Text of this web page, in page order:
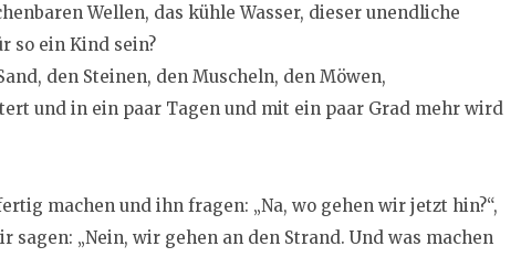
Wellen, das kühle Wasser, dieser unendliche
so ein Kind sein?
den Steinen, den Muscheln, den Möwen,
und in ein paar Tagen und mit ein paar Grad mehr wird
machen und ihn fragen: „Na, wo gehen wir jetzt hin?“,
sagen: „Nein, wir gehen an den Strand. Und was machen